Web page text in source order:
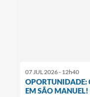
07 JUL 2026 - 12h40
OPORTUNIDADE:
EM SÃO MANUEL!